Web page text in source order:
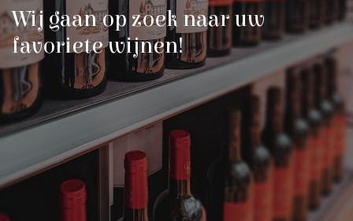
Wij gaan op zoek naar uw
favoriete wijnen!